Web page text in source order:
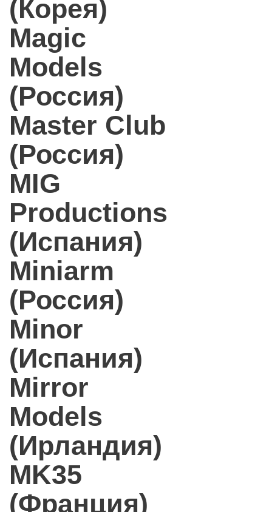
(Корея)
Magic
Models
(Россия)
Master Club
(Россия)
MIG
Productions
(Испания)
Miniarm
(Россия)
Minor
(Испания)
Mirror
Models
(Ирландия)
MK35
(Франция)